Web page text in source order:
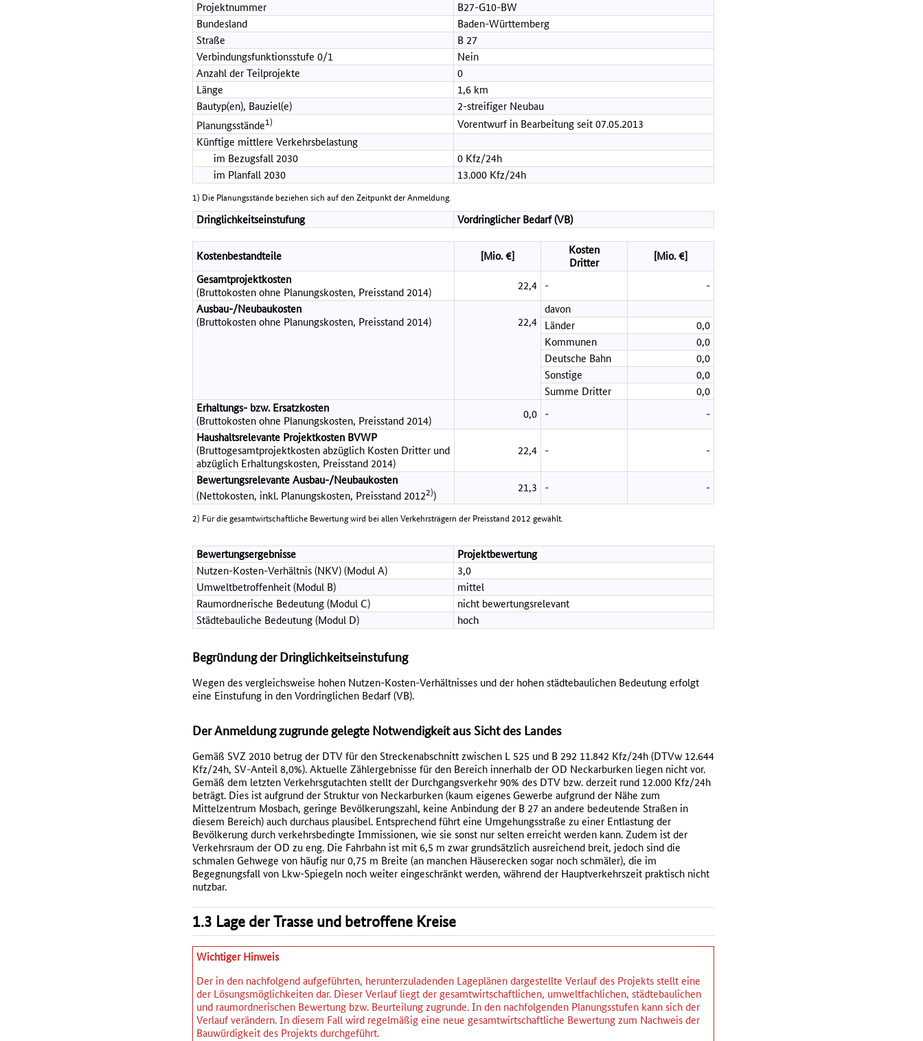
Projektnummer
B27-G10-BW
Bundesland
Baden-Württemberg
Straße
B 27
Verbindungsfunktionsstufe 0/1
Nein
Anzahl der Teilprojekte
0
Länge
1,6 km
Bautyp(en), Bauziel(e)
2-streifiger Neubau
Planungsstände1)
Vorentwurf in Bearbeitung seit 07.05.2013
Künftige mittlere Verkehrsbelastung
im Bezugsfall 2030
0 Kfz/24h
im Planfall 2030
13.000 Kfz/24h
1) Die Planungsstände beziehen sich auf den Zeitpunkt der Anmeldung.
Dringlichkeitseinstufung Vordringlicher Bedarf (VB)
Kostenbestandteile [Mio. €]
Kosten
Dritter
[Mio. €]
Gesamtprojektkosten
(Bruttokosten ohne Planungskosten, Preisstand 2014)
22,4 -
-
Ausbau-/Neubaukosten
(Bruttokosten ohne Planungskosten, Preisstand 2014)
22,4
davon
Länder
0,0
Kommunen
0,0
Deutsche Bahn
0,0
Sonstige
0,0
Summe Dritter
0,0
Erhaltungs- bzw. Ersatzkosten
(Bruttokosten ohne Planungskosten, Preisstand 2014)
0,0 -
-
Haushaltsrelevante Projektkosten BVWP
(Bruttogesamtprojektkosten abzüglich Kosten Dritter und
abzüglich Erhaltungskosten, Preisstand 2014)
22,4 - -
Bewertungsrelevante Ausbau-/Neubaukosten
(Nettokosten, inkl. Planungskosten, Preisstand 20122))
21,3 - -
2) Für die gesamtwirtschaftliche Bewertung wird bei allen Verkehrsträgern der Preisstand 2012 gewählt.
Bewertungsergebnisse
Projektbewertung
Nutzen-Kosten-Verhältnis (NKV) (Modul A)
3,0
Umweltbetroffenheit (Modul B)
mittel
Raumordnerische Bedeutung (Modul C)
nicht bewertungsrelevant
Städtebauliche Bedeutung (Modul D)
hoch
Begründung der Dringlichkeitseinstufung
Wegen des vergleichsweise hohen Nutzen-Kosten-Verhältnisses und der hohen städtebaulichen Bedeutung erfolgt
eine Einstufung in den Vordringlichen Bedarf (VB).
Der Anmeldung zugrunde gelegte Notwendigkeit aus Sicht des Landes
Gemäß SVZ 2010 betrug der DTV für den Streckenabschnitt zwischen L 525 und B 292 11.842 Kfz/24h (DTVw 12.644
Kfz/24h, SV-Anteil 8,0%). Aktuelle Zählergebnisse für den Bereich innerhalb der OD Neckarburken liegen nicht vor.
Gemäß dem letzten Verkehrsgutachten stellt der Durchgangsverkehr 90% des DTV bzw. derzeit rund 12.000 Kfz/24h
beträgt. Dies ist aufgrund der Struktur von Neckarburken (kaum eigenes Gewerbe aufgrund der Nähe zum
Mittelzentrum Mosbach, geringe Bevölkerungszahl, keine Anbindung der B 27 an andere bedeutende Straßen in
diesem Bereich) auch durchaus plausibel. Entsprechend führt eine Umgehungsstraße zu einer Entlastung der
Bevölkerung durch verkehrsbedingte Immissionen, wie sie sonst nur selten erreicht werden kann. Zudem ist der
Verkehrsraum der OD zu eng. Die Fahrbahn ist mit 6,5 m zwar grundsätzlich ausreichend breit, jedoch sind die
schmalen Gehwege von häufig nur 0,75 m Breite (an manchen Häuserecken sogar noch schmäler), die im
Begegnungsfall von Lkw-Spiegeln noch weiter eingeschränkt werden, während der Hauptverkehrszeit praktisch nicht
nutzbar.
1.3 Lage der Trasse und betroffene Kreise
Wichtiger Hinweis
Der in den nachfolgend aufgeführten, herunterzuladenden Lageplänen dargestellte Verlauf des Projekts stellt eine
der Lösungsmöglichkeiten dar. Dieser Verlauf liegt der gesamtwirtschaftlichen, umweltfachlichen, städtebaulichen
und raumordnerischen Bewertung bzw. Beurteilung zugrunde. In den nachfolgenden Planungsstufen kann sich der
Verlauf verändern. In diesem Fall wird regelmäßig eine neue gesamtwirtschaftliche Bewertung zum Nachweis der
Bauwürdigkeit des Projekts durchgeführt.